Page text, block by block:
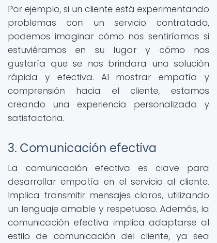
Por ejemplo, si un cliente está experimentando
problemas con un servicio contratado,
podemos imaginar cómo nos sentiríamos si
estuviéramos en su lugar y cómo nos
gustaría que se nos brindara una solución
rápida y efectiva. Al mostrar empatía y
comprensión hacia el cliente, estamos
creando una experiencia personalizada y
satisfactoria.
3. Comunicación efectiva
La comunicación efectiva es clave para
desarrollar empatía en el servicio al cliente.
Implica transmitir mensajes claros, utilizando
un lenguaje amable y respetuoso. Además, la
comunicación efectiva implica adaptarse al
estilo de comunicación del cliente, ya sea